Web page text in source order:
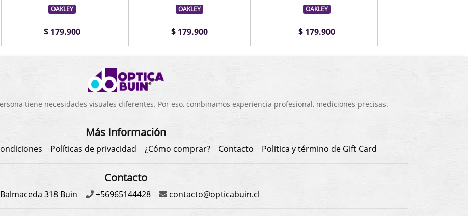
OAKLEY
$ 179.900
OAKLEY
$ 179.900
OAKLEY
$ 179.900
tiene necesidades visuales diferentes. Por eso, combinamos experiencia profesional, mediciones precisas.
Más Información
Políticas de privacidad ¿Cómo comprar? Contacto Politica y término de Gift Card
Contacto
Balmaceda 318 Buin +56965144428 contacto@opticabuin.cl